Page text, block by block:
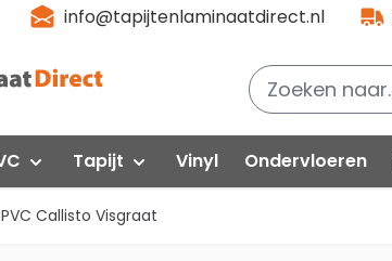
info@tapijtenlaminaatdirect.nl
Tapijt Vinyl Ondervloeren
Callisto Visgraat